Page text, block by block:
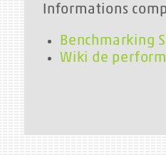
Informations
Benchmarking
Wiki de